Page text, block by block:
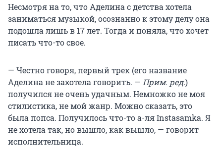
Несмотря на то, что Аделина с детства хотела
заниматься музыкой, осознанно к этому делу она
подошла лишь в 17 лет. Тогда и поняла, что хочет
писать что-то свое.
— Честно говоря, первый трек (его название
Аделина не захотела говорить. — Прим. ред.)
получился не очень удачным. Немножко не моя
стилистика, не мой жанр. Можно сказать, это
была попса. Получилось что-то а-ля Instasamka. Я
не хотела так, но вышло, как вышло, — говорит
исполнительница.